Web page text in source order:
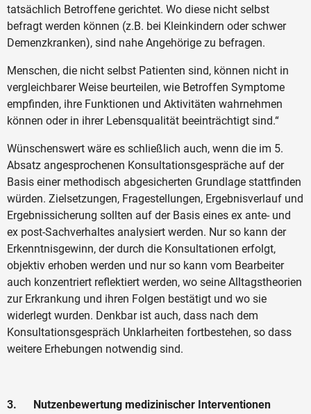
tatsächlich Betroffene gerichtet. Wo diese nicht selbst
befragt werden können (z.B. bei Kleinkindern oder schwer
Demenzkranken), sind nahe Angehörige zu befragen.
Menschen, die nicht selbst Patienten sind, können nicht in
vergleichbarer Weise beurteilen, wie Betroffen Symptome
empfinden, ihre Funktionen und Aktivitäten wahrnehmen
können oder in ihrer Lebensqualität beeinträchtigt sind.“
Wünschenswert wäre es schließlich auch, wenn die im 5.
Absatz angesprochenen Konsultationsgespräche auf der
Basis einer methodisch abgesicherten Grundlage stattfinden
würden. Zielsetzungen, Fragestellungen, Ergebnisverlauf und
Ergebnissicherung sollten auf der Basis eines ex ante- und
ex post-Sachverhaltes analysiert werden. Nur so kann der
Erkenntnisgewinn, der durch die Konsultationen erfolgt,
objektiv erhoben werden und nur so kann vom Bearbeiter
auch konzentriert reflektiert werden, wo seine Alltagstheorien
zur Erkrankung und ihren Folgen bestätigt und wo sie
widerlegt wurden. Denkbar ist auch, dass nach dem
Konsultationsgespräch Unklarheiten fortbestehen, so dass
weitere Erhebungen notwendig sind.
3. Nutzenbewertung medizinischer Interventionen